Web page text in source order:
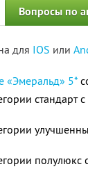
Вопросы по
для IOS или
«Эмеральд» 5*
стандарт
полулюкс